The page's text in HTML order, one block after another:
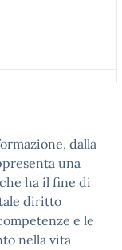
dalla
una
ha il fine di
diritto
e le
nella vita